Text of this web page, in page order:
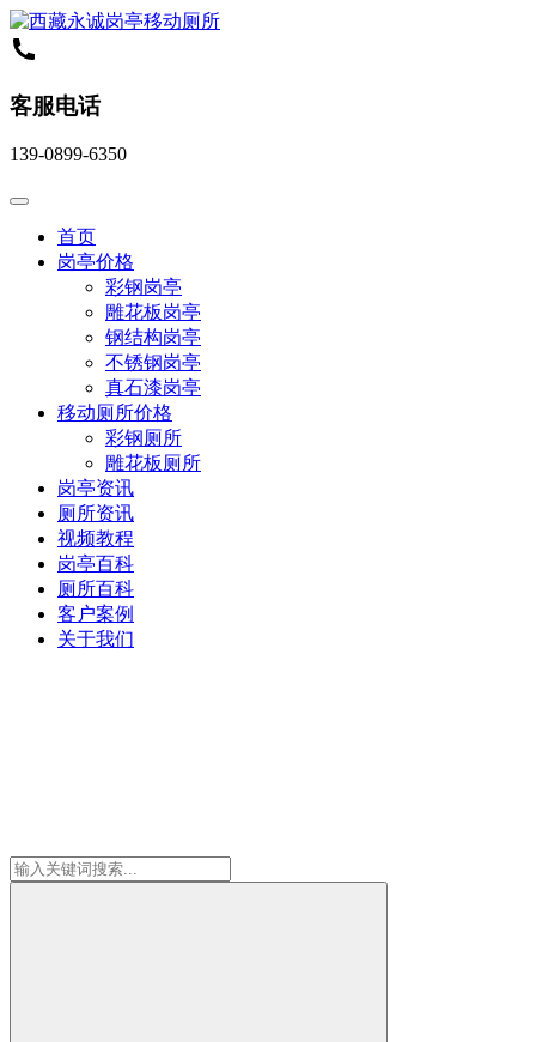
客服电话
139-0899-6350
首页
岗亭价格
彩钢岗亭
雕花板岗亭
钢结构岗亭
不锈钢岗亭
真石漆岗亭
移动厕所价格
彩钢厕所
雕花板厕所
岗亭资讯
厕所资讯
视频教程
岗亭百科
厕所百科
客户案例
关于我们